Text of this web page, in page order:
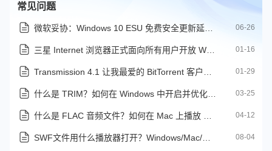
常见问题
06-26
01-16
01-29
03-25
04-12
08-04